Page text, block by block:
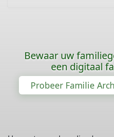
Bewaar uw
een digitaal
Probeer Familie